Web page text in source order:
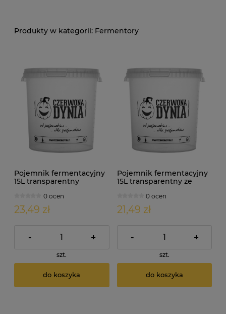
Fermentory
Pojemnik fermentacyjny
15L transparentny
0 ocen
23,49 zł
- +
szt.
do koszyka
Pojemnik fermentacyjny
15L transparentny ze
0 ocen
21,49 zł
- +
szt.
do koszyka